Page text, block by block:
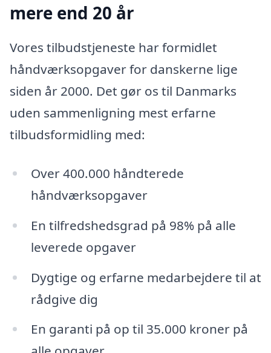
mere end 20 år
Vores tilbudstjeneste har formidlet
håndværksopgaver for danskerne lige
siden år 2000. Det gør os til Danmarks
uden sammenligning mest erfarne
tilbudsformidling med:
Over 400.000 håndterede
håndværksopgaver
En tilfredshedsgrad på 98% på alle
leverede opgaver
Dygtige og erfarne medarbejdere til at
rådgive dig
En garanti på op til 35.000 kroner på